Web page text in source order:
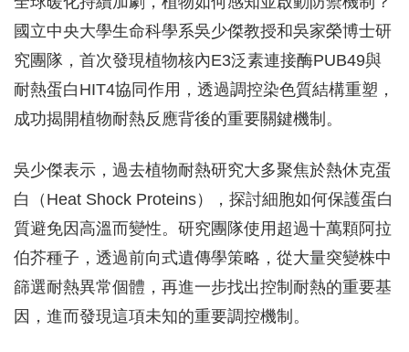
國立中央大學生命科學系吳少傑教授和吳家榮博士研
究團隊，首次發現植物核內E3泛素連接酶PUB49與
耐熱蛋白HIT4協同作用，透過調控染色質結構重塑，
成功揭開植物耐熱反應背後的重要關鍵機制。
吳少傑表示，過去植物耐熱研究大多聚焦於熱休克蛋
白（Heat Shock Proteins），探討細胞如何保護蛋白
質避免因高溫而變性。研究團隊使用超過十萬顆阿拉
伯芥種子，透過前向式遺傳學策略，從大量突變株中
篩選耐熱異常個體，再進一步找出控制耐熱的重要基
因，進而發現這項未知的重要調控機制。